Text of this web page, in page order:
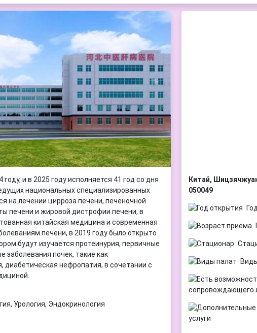
и в 2025 году исполняется 41 год со дня
национальных специализированных
на лечении цирроза печени, печеночной
печени и жировой дистрофии печени, в
китайская медицина и современная
печени, в 2019 году было открыто
будут изучается протеинурия, первичные
заболевания почек, такие как
диабетическая нефропатия, в сочетании с
Урология, Эндокринология
Китай,
050049